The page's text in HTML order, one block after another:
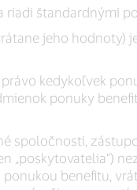
riadi štandardnými
jeho hodnoty)
kedykoľvek
ponuky
spoločnosti,
„poskytovatelia“)
benefitu,